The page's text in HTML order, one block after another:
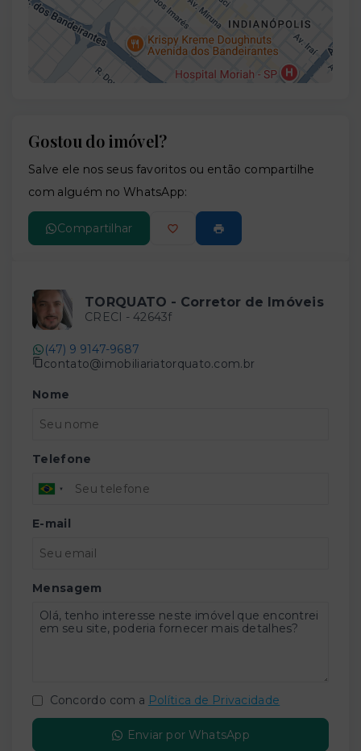
Gostou do imóvel?
Salve ele nos seus favoritos ou então compartilhe
com alguém no WhatsApp:
Compartilhar
TORQUATO - Corretor de Imóveis
CRECI - 42643f
(47) 9 9147-9687
contato@imobiliariatorquato.com.br
Nome
Telefone
E-mail
Mensagem
Concordo com a Política de Privacidade
Enviar por WhatsApp